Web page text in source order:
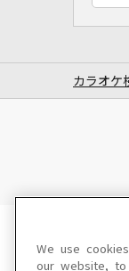
カラオケ
We use
our website, to